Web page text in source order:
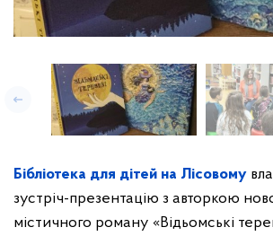
Бібліотека для дітей на Лісовому
зустріч-презентацію з авторкою
містичного роману «Відьомські